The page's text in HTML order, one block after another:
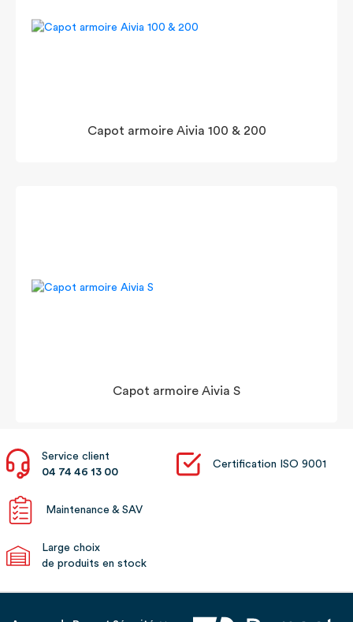
Capot armoire Aivia 100 & 200
Capot armoire Aivia S
Service client
04 74 46 13 00
Certification ISO 9001
Maintenance & SAV
Large choix
de produits en stock